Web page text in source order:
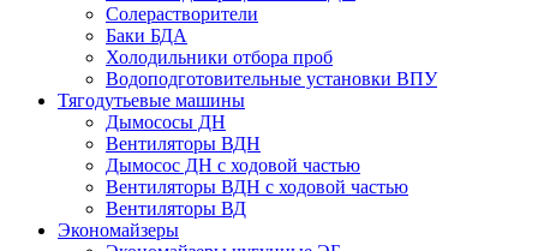
Солерастворители
Баки БДА
Холодильники отбора проб
Водоподготовительные установки ВПУ
Тягодутьевые машины
Дымососы ДН
Вентиляторы ВДН
Дымосос ДН с ходовой частью
Вентиляторы ВДН с ходовой частью
Вентиляторы ВД
Экономайзеры